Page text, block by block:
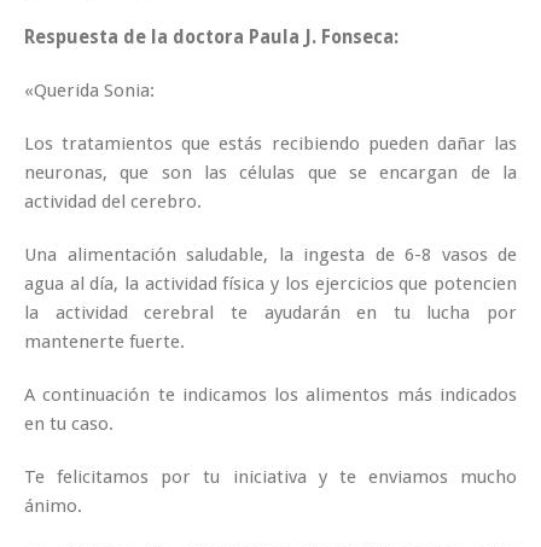
Respuesta de la doctora Paula J. Fonseca:
«Querida Sonia:
Los tratamientos que estás recibiendo pueden dañar las
neuronas, que son las células que se encargan de la
actividad del cerebro.
Una alimentación saludable, la ingesta de 6-8 vasos de
agua al día, la actividad física y los ejercicios que potencien
la actividad cerebral te ayudarán en tu lucha por
mantenerte fuerte.
A continuación te indicamos los alimentos más indicados
en tu caso.
Te felicitamos por tu iniciativa y te enviamos mucho
ánimo.